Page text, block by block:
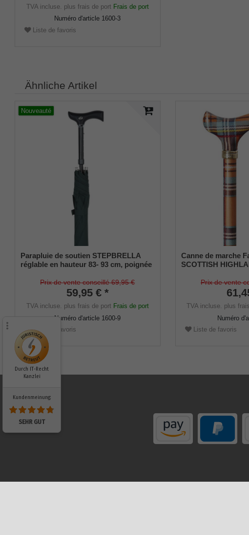
TVA incluse. plus frais de port Frais de port
Numéro d'article 1600-3
Liste de favoris
Ähnliche Artikel
Nouveauté
Parapluie de soutien STEPBRELLA
réglable en hauteur 83- 93 cm, poignée
pièces, housse vert foncé,
automatique, amortisseur en
Prix de vente conseillé 69,95 €
59,95 € *
TVA incluse. plus frais de port Frais de port
Numéro d'article 1600-9
Liste de favoris
Canne de marche
SCOTTISH
solide Motif à
réglable,
Prix de vente
TVA incluse. plus
Numéro
Liste de favoris
Durch IT-Recht
Kanzlei
Kundenmeinung:
SEHR GUT